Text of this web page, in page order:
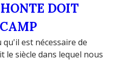
DOIT
est nécessaire de
le siècle dans lequel nous